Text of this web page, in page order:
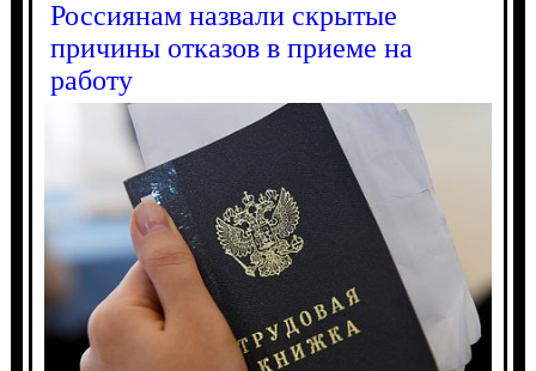
Россиянам назвали скрытые
причины отказов в приеме на
работу